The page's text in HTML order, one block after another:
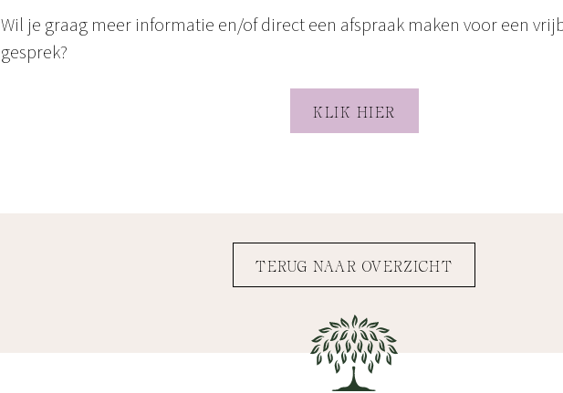
Wil je graag meer informatie en/of direct een afspraak maken voor een
gesprek?
KLIK HIER
TERUG NAAR OVERZICHT